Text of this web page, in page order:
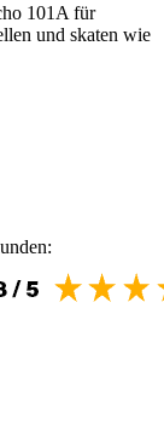
101A für
und skaten wie